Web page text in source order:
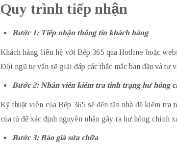
Quy trình tiếp nhận
Bước 1: Tiếp nhận thông tin khách hàng
Khách hàng liên hệ với Bếp 365 qua Hotline hoặc
Đội ngũ tư vấn sẽ giải đáp các thắc mắc ban đầu và tư
Bước 2: Nhân viên kiểm tra tình trạng hư hỏng
Kỹ thuật viên của Bếp 365 sẽ đến tận nhà để kiểm
của tủ để xác định nguyên nhân gây ra hư hỏng chính
Bước 3: Báo giá sửa chữa